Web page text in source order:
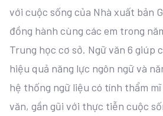
với cuộc sống của Nhà xuất bản
đồng hành cùng các em trong
Trung học cơ sở. Ngữ văn 6 giúp
hiệu quả năng lực ngôn ngữ và
hệ thống ngữ liệu có tính thẩm
văn, gần gũi với thực tiễn cuộc